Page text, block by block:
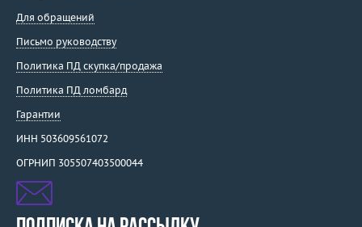
Для обращений
Письмо руководству
Политика ПД скупка/продажа
Политика ПД ломбард
Гарантии
ИНН 503609561072
ОГРНИП 305507403500044